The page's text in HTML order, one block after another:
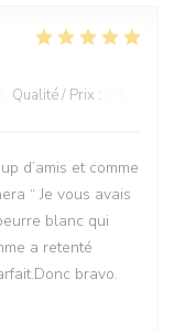
Qualité / Prix :
d’amis et comme
“ Je vous avais
blanc qui
a retenté
bravo.